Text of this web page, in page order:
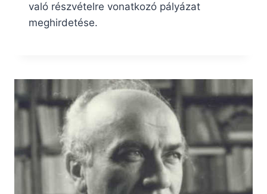
való részvételre vonatkozó pályázat
meghirdetése.